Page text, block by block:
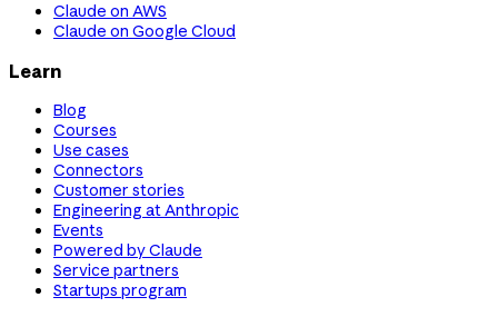
Claude on AWS
Claude on Google Cloud
Learn
Blog
Courses
Use cases
Connectors
Customer stories
Engineering at Anthropic
Events
Powered by Claude
Service partners
Startups program